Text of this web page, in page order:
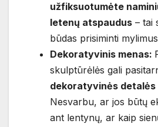
užfiksuotumėte
letenų atspaudus – tai
būdas prisiminti
Dekoratyvinis menas:
skulptūrėlės gali
dekoratyvinės detalės
Nesvarbu, ar jos būtų
ant lentynų, ar kaip